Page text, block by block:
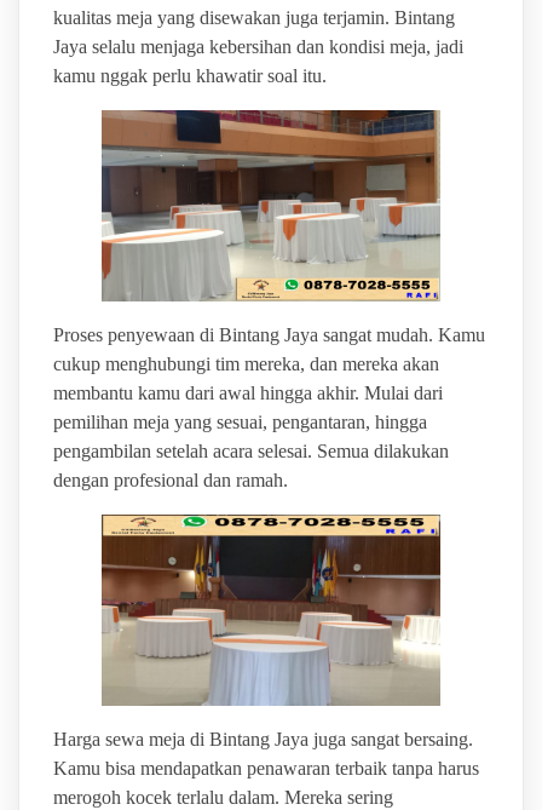
kualitas meja yang disewakan juga terjamin. Bintang
Jaya selalu menjaga kebersihan dan kondisi meja, jadi
kamu nggak perlu khawatir soal itu.
Proses penyewaan di Bintang Jaya sangat mudah. Kamu
cukup menghubungi tim mereka, dan mereka akan
membantu kamu dari awal hingga akhir. Mulai dari
pemilihan meja yang sesuai, pengantaran, hingga
pengambilan setelah acara selesai. Semua dilakukan
dengan profesional dan ramah.
Harga sewa meja di Bintang Jaya juga sangat bersaing.
Kamu bisa mendapatkan penawaran terbaik tanpa harus
merogoh kocek terlalu dalam. Mereka sering